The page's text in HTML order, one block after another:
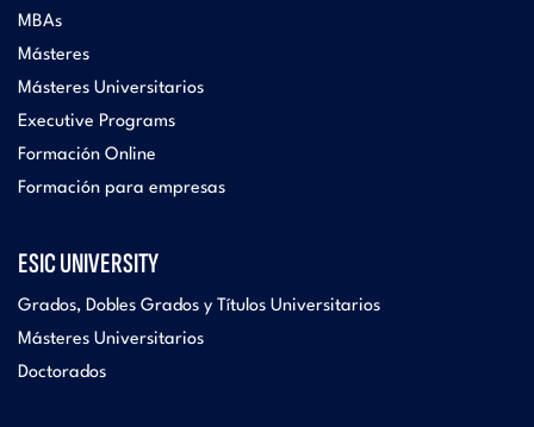
MBAs
Másteres
Másteres Universitarios
Executive Programs
Formación Online
Formación para empresas
ESIC UNIVERSITY
Grados, Dobles Grados y Títulos Universitarios
Másteres Universitarios
Doctorados